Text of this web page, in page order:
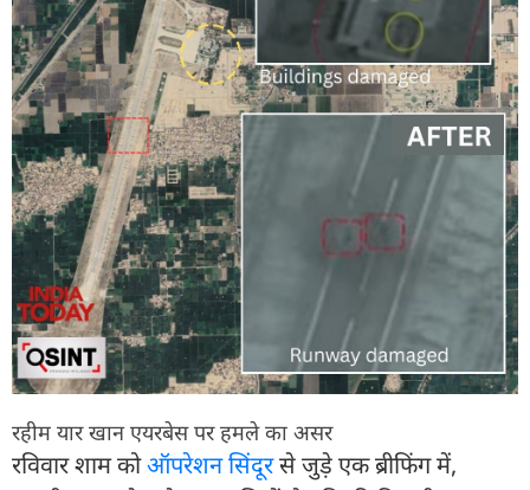
रहीम यार खान एयरबेस पर हमले का असर
रविवार शाम कोऑपरेशन सिंदूरसे जुड़े एक ब्रीफिंग में,